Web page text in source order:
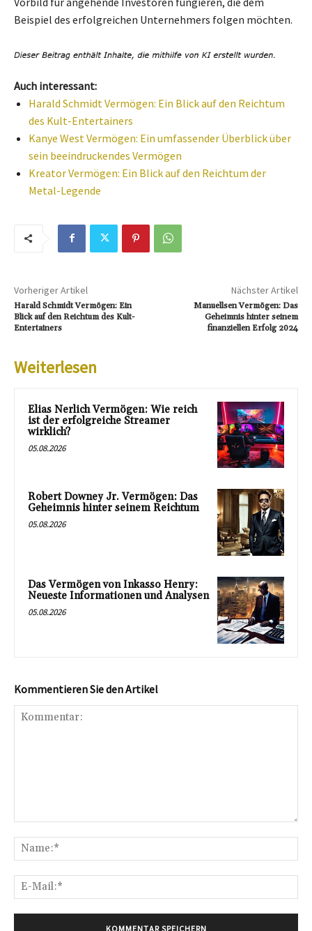
Beispiel des erfolgreichen Unternehmers folgen möchten.
Auch interessant:
Harald Schmidt Vermögen: Ein Blick auf den Reichtum
des Kult-Entertainers
Kanye West Vermögen: Ein umfassender Überblick über
sein beeindruckendes Vermögen
Kreator Vermögen: Ein Blick auf den Reichtum der
Metal-Legende
Vorheriger Artikel
Harald Schmidt Vermögen: Ein
Blick auf den Reichtum des Kult-
Entertainers
Nächster Artikel
Manuellsen Vermögen: Das
Geheimnis hinter seinem
finanziellen Erfolg 2024
Weiterlesen
Elias Nerlich Vermögen: Wie reich
ist der erfolgreiche Streamer
wirklich?
05.08.2026
Robert Downey Jr. Vermögen: Das
Geheimnis hinter seinem Reichtum
05.08.2026
Das Vermögen von Inkasso Henry:
Neueste Informationen und Analysen
05.08.2026
Kommentieren Sie den Artikel